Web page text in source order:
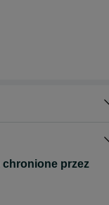
chronione przez